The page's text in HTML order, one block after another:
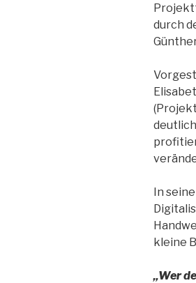
durch
In
kleine
„Wer